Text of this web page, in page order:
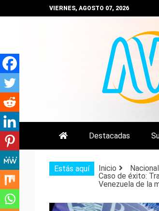
al
VIERNES, AGOSTO 07, 2026
NOTICIAS DEL
Destacadas
Estás aquí Inicio
Nacional
Caso de éxito:
Venezuela de la